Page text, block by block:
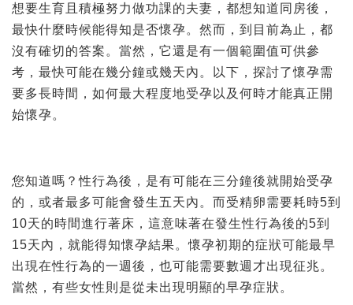
想要生育且積極努力做功課的夫妻，都想知道同房後，
最快什麼時候能得知是否懷孕。然而，到目前為止，都
沒有確切的答案。當然，它還是有一個範圍值可供參
考，最快可能在幾分鐘或幾天內。以下，探討了懷孕需
要多長時間，如何最大程度地受孕以及何時才能真正開
始懷孕。
您知道嗎？性行為後，是有可能在三分鐘後就開始受孕
的，或者最多可能會發生五天內。而受精卵需要耗時5到
10天的時間進行著床，這意味著在發生性行為後的5到
15天內，就能得知懷孕結果。懷孕初期的症狀可能最早
出現在性行為的一週後，也可能需要數週才出現征兆。
當然，有些女性則是從未出現明顯的早孕症狀。